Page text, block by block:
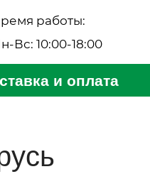
работы:
Вс: 10:00-18:00
и оплата